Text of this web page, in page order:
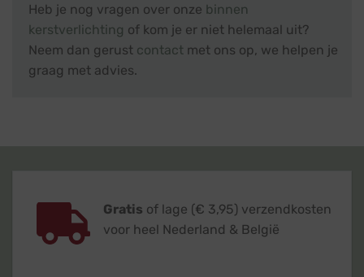
Heb je nog vragen over onze binnen
kerstverlichting of kom je er niet helemaal uit?
Neem dan gerust contact met ons op, we helpen je
graag met advies.
Gratis of lage (€ 3,95) verzendkosten
voor heel Nederland & België